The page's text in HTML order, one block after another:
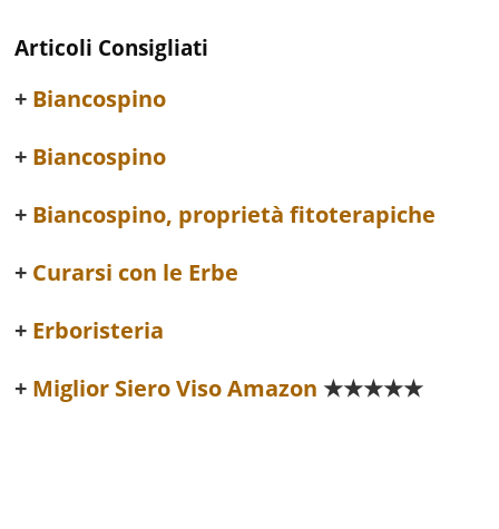
Articoli Consigliati
Biancospino
Biancospino
Biancospino, proprietà fitoterapiche
Curarsi con le Erbe
Erboristeria
Miglior Siero Viso Amazon ★★★★★